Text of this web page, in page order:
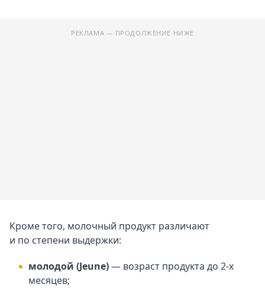
РЕКЛАМА — ПРОДОЛЖЕНИЕ НИЖЕ
Кроме того, молочный продукт различают
и по степени выдержки:
молодой (Jeune)— возраст продукта до 2-х
месяцев;